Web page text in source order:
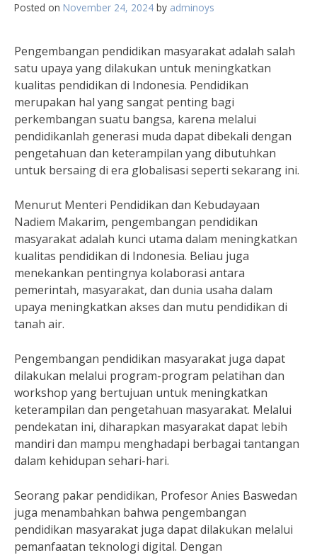
Posted on November 24, 2024 by adminoys
Pengembangan pendidikan masyarakat adalah salah
satu upaya yang dilakukan untuk meningkatkan
kualitas pendidikan di Indonesia. Pendidikan
merupakan hal yang sangat penting bagi
perkembangan suatu bangsa, karena melalui
pendidikanlah generasi muda dapat dibekali dengan
pengetahuan dan keterampilan yang dibutuhkan
untuk bersaing di era globalisasi seperti sekarang ini.
Menurut Menteri Pendidikan dan Kebudayaan
Nadiem Makarim, pengembangan pendidikan
masyarakat adalah kunci utama dalam meningkatkan
kualitas pendidikan di Indonesia. Beliau juga
menekankan pentingnya kolaborasi antara
pemerintah, masyarakat, dan dunia usaha dalam
upaya meningkatkan akses dan mutu pendidikan di
tanah air.
Pengembangan pendidikan masyarakat juga dapat
dilakukan melalui program-program pelatihan dan
workshop yang bertujuan untuk meningkatkan
keterampilan dan pengetahuan masyarakat. Melalui
pendekatan ini, diharapkan masyarakat dapat lebih
mandiri dan mampu menghadapi berbagai tantangan
dalam kehidupan sehari-hari.
Seorang pakar pendidikan, Profesor Anies Baswedan
juga menambahkan bahwa pengembangan
pendidikan masyarakat juga dapat dilakukan melalui
pemanfaatan teknologi digital. Dengan